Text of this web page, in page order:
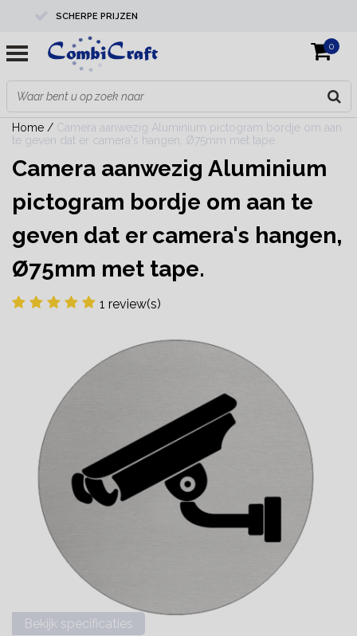
SCHERPE PRIJZEN
PROFESSIONELE KWALITEIT
EXPERTS IN MAATWERK
0
Home / Camera aanwezig Aluminium pictogram bordje om aan
te geven dat er camera's hangen, Ø75mm met tape.
Camera aanwezig Aluminium
pictogram bordje om aan te
geven dat er camera's hangen,
Ø75mm met tape.
1 review(s)
Bekijk specificaties